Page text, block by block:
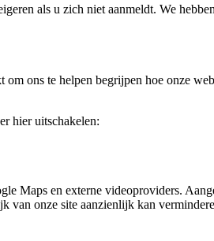
als u zich niet aanmeldt. We
ons te helpen begrijpen hoe onze
hier uitschakelen:
Maps en externe videoproviders.
onze site aanzienlijk kan